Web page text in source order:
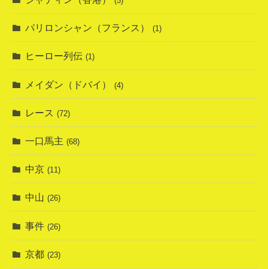
パリロンシャン（フランス） (1)
ヒーロー列伝 (1)
メイダン（ドバイ） (4)
レース (72)
一口馬主 (68)
中京 (11)
中山 (26)
事件 (26)
京都 (23)